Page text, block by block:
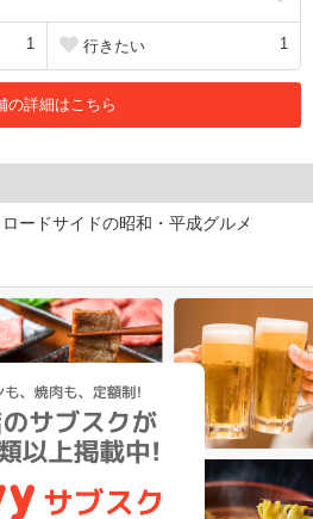
1 行きたい 1
の詳細はこちら
ードサイドの昭和・平成グルメ